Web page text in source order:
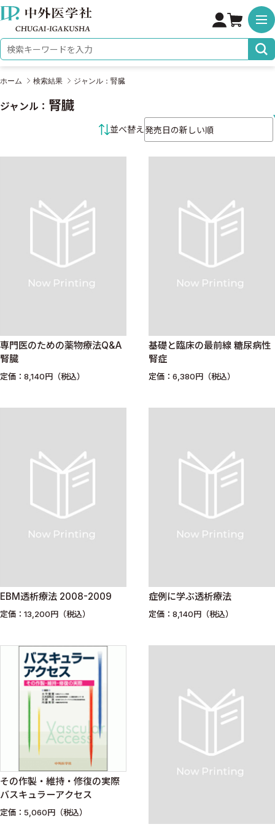
株式会社 中外医学社
検索キーワード
ホーム 検索結果 ジャンル：腎臓
ジャンル： 腎臓
並べ替え並べ替え条件
専門医のための薬物療法Q&A
腎臓
定価：8,140円（税込）
基礎と臨床の最前線 糖尿病性
腎症
定価：6,380円（税込）
EBM透析療法 2008-2009
定価：13,200円（税込）
症例に学ぶ透析療法
定価：8,140円（税込）
その作製・維持・修復の実際
バスキュラーアクセス
定価：5,060円（税込）